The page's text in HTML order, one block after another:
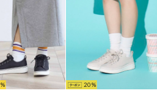
20